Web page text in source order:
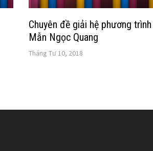
Chuyên đề giải hệ phương
Mẫn Ngọc Quang
Tháng Tư 10, 2018